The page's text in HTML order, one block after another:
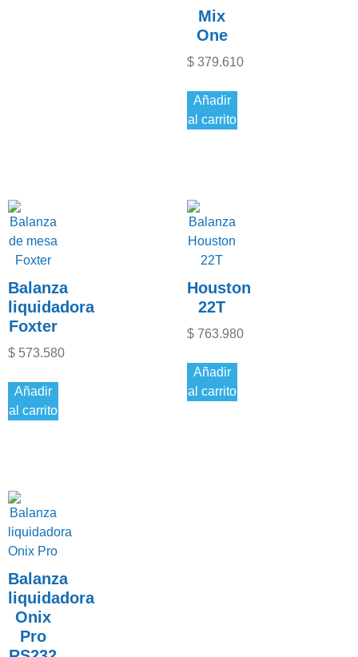
Mix
One
$ 379.610
Añadir
al carrito
Balanza
liquidadora
Foxter
$ 573.580
Añadir
al carrito
Houston
22T
$ 763.980
Añadir
al carrito
Balanza
liquidadora
Onix
Pro